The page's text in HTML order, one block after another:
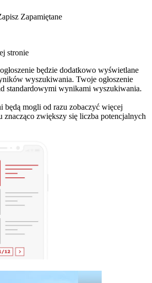
Zapamiętane
stronie
będzie dodatkowo wyświetlane
wyszukiwania. Twoje ogłoszenie
standardowymi wynikami wyszukiwania.
będą mogli od razu zobaczyć więcej
zwiększy się liczba potencjalnych